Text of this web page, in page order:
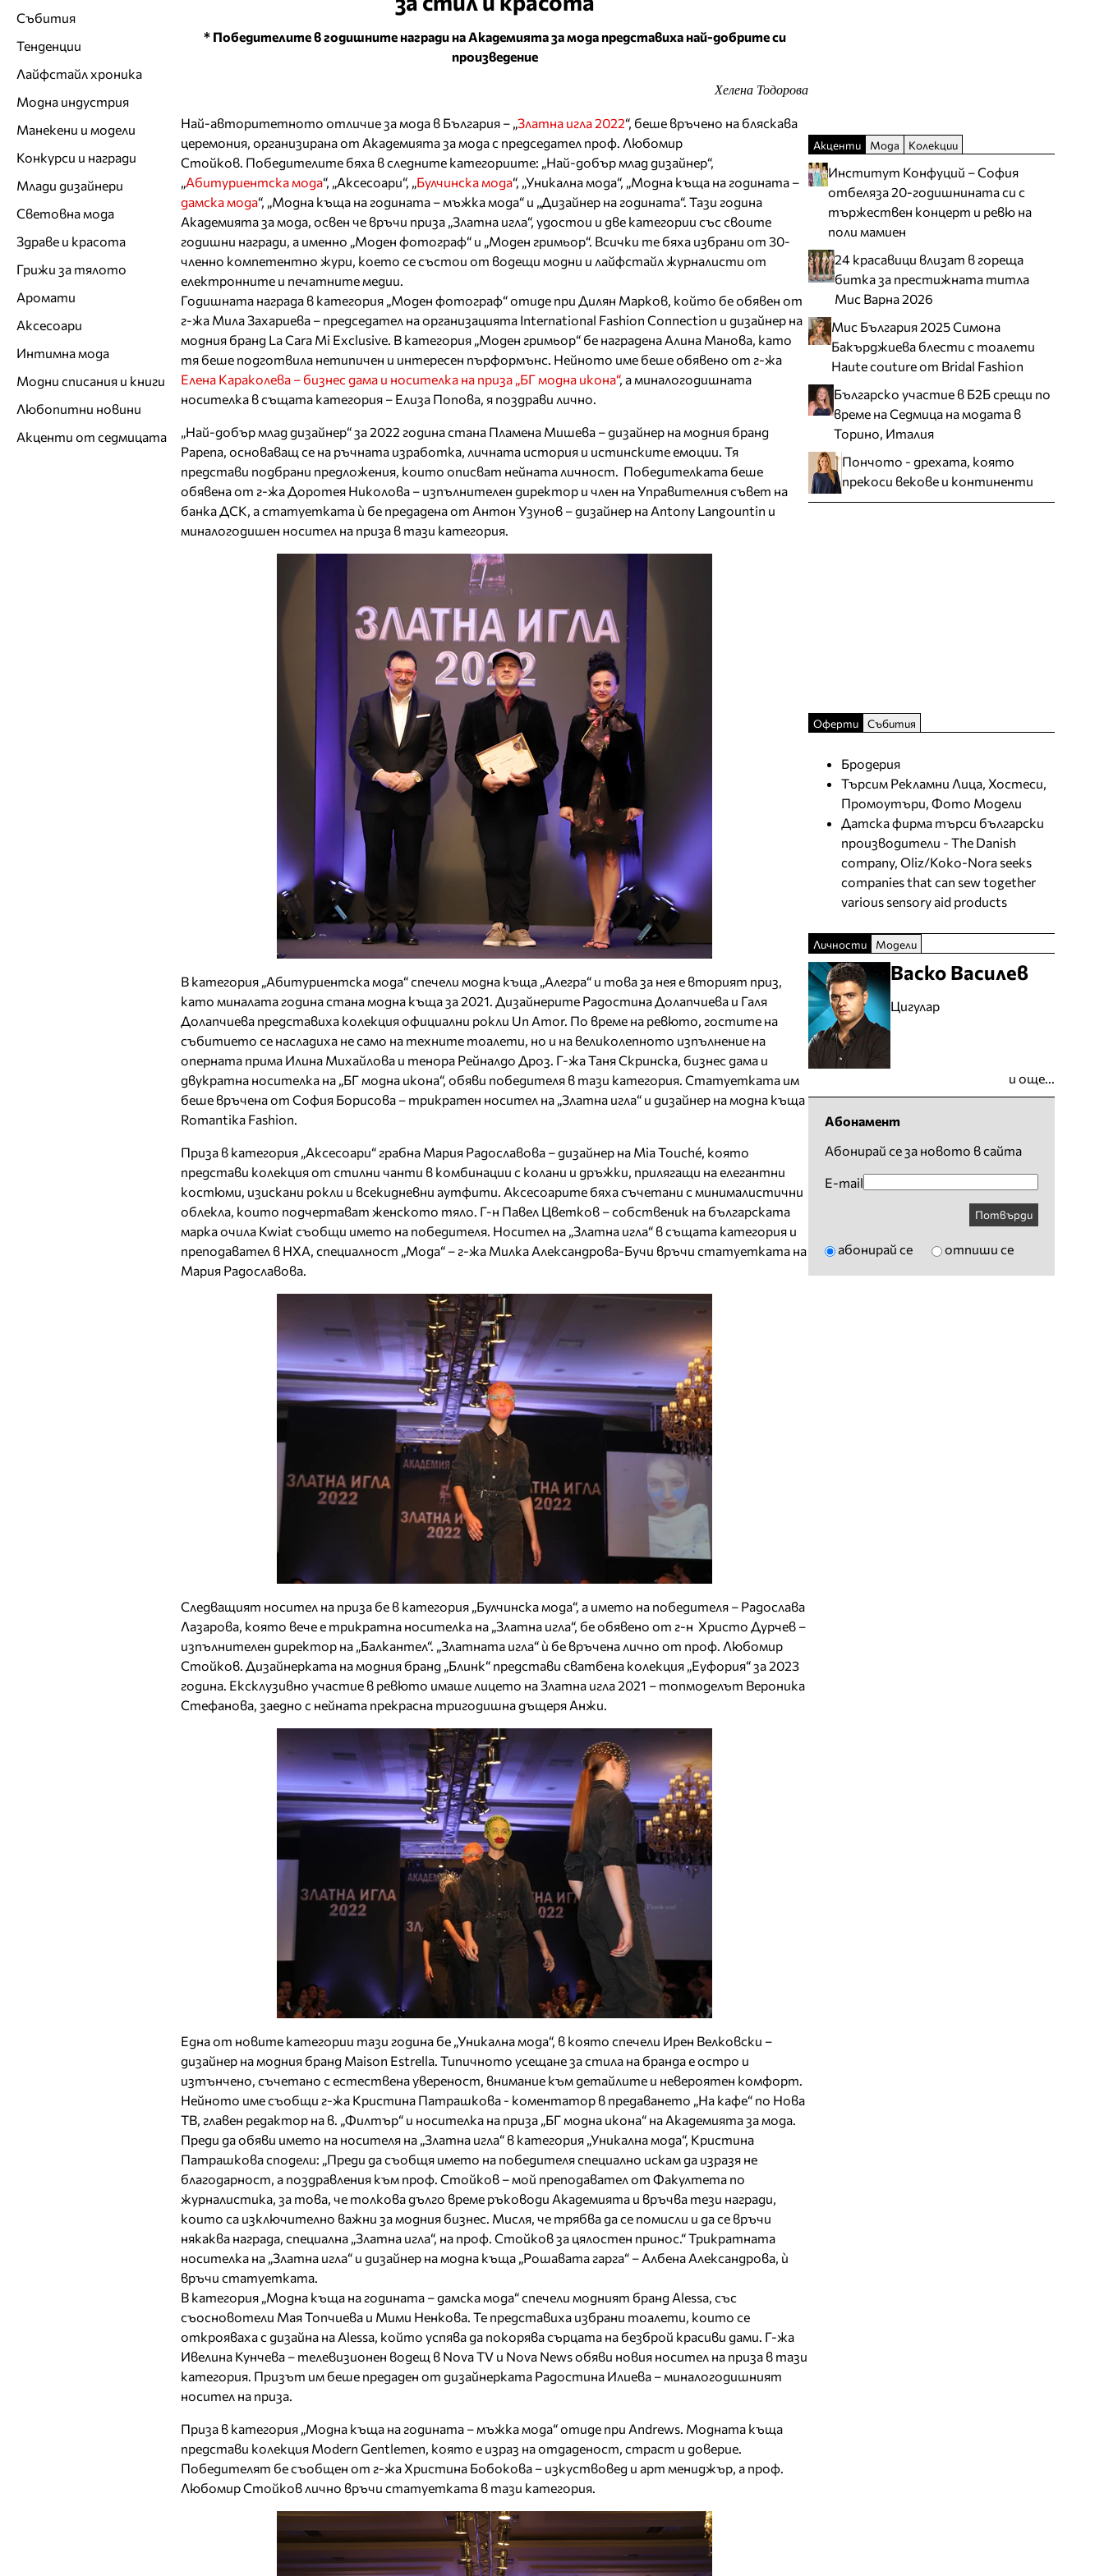
* Победителите в годишните награди на Академията за мода представиха най-добрите си
произведение
Хелена Тодорова
Най-авторитетното отличие за мода в България – „ Златна игла 2022“, беше връчено на бляскава
церемония, организирана от Академията за мода с председател проф. Любомир
Стойков. Победителите бяха в следните категориите: „Най-добър млад дизайнер“,
Абитуриентска мода“, „Аксесоари“, „ Булчинска мода“, „Уникална мода“, „Модна къща на годината –
дамска мода“, „Модна къща на годината – мъжка мода“ и „Дизайнер на годината“. Тази година
Академията за мода, освен че връчи приза „Златна игла“, удостои и две категории със своите
годишни награди, а именно „Моден фотограф“ и „Моден гримьор“. Всички те бяха избрани от 30-
членно компетентно жури, което се състои от водещи модни и лайфстайл журналисти от
електронните и печатните медии.
Годишната награда в категория „Моден фотограф“ отиде при Дилян Марков, който бе обявен от
г-жа Мила Захариева – председател на организацията International Fashion Connection и дизайнер на
модния бранд La Cara Mi Exclusive. В категория „Моден гримьор“ бе наградена Алина Манова, като
тя беше подготвила нетипичен и интересен пърформънс. Нейното име беше обявено от г-жа
Елена Караколева – бизнес дама и носителка на приза „БГ модна икона“, а миналогодишната
носителка в същата категория – Елиза Попова, я поздрави лично.
„Най-добър млад дизайнер“ за 2022 година стана Пламена Мишева – дизайнер на модния бранд
Papena, основаващ се на ръчната изработка, личната история и истинските емоции. Тя
представи подбрани предложения, които описват нейната личност. Победителката беше
обявена от г-жа Доротея Николова – изпълнителен директор и член на Управителния съвет на
банка ДСК, а статуетката ѝ бе предадена от Антон Узунов – дизайнер на Antony Langountin и
миналогодишен носител на приза в тази категория.
В категория „Абитуриентска мода“ спечели модна къща „Алегра“ и това за нея е вторият приз,
като миналата година стана модна къща за 2021. Дизайнерите Радостина Долапчиева и Галя
Долапчиева представиха колекция официални рокли Un Amor. По време на ревюто, гостите на
събитието се насладиха не само на техните тоалети, но и на великолепното изпълнение на
оперната прима Илина Михайлова и тенора Рейналдо Дроз. Г-жа Таня Скринска, бизнес дама и
двукратна носителка на „БГ модна икона“, обяви победителя в тази категория. Статуетката им
беше връчена от София Борисова – трикратен носител на „Златна игла“ и дизайнер на модна къща
Romantika Fashion.
Приза в категория „Аксесоари“ грабна Мария Радославова – дизайнер на Mia Touché, която
представи колекция от стилни чанти в комбинации с колани и дръжки, прилягащи на елегантни
костюми, изискани рокли и всекидневни аутфити. Аксесоарите бяха съчетани с минималистични
облекла, които подчертават женското тяло. Г-н Павел Цветков – собственик на българската
марка очила Kwiat съобщи името на победителя. Носител на „Златна игла“ в същата категория и
преподавател в НХА, специалност „Мода“ – г-жа Милка Александрова-Бучи връчи статуетката на
Мария Радославова.
Следващият носител на приза бе в категория „Булчинска мода“, а името на победителя – Радослава
Лазарова, която вече е трикратна носителка на „Златна игла“, бе обявено от г-н Христо Дурчев –
изпълнителен директор на „Балкантел“. „Златната игла“ ѝ бе връчена лично от проф. Любомир
Стойков. Дизайнерката на модния бранд „Блинк“ представи сватбена колекция „Еуфория“ за 2023
година. Ексклузивно участие в ревюто имаше лицето на Златна игла 2021 – топмоделът Вероника
Стефанова, заедно с нейната прекрасна тригодишна дъщеря Анжи.
Една от новите категории тази година бе „Уникална мода“, в която спечели Ирен Велковски –
дизайнер на модния бранд Maison Estrella. Типичното усещане за стила на бранда е остро и
изтънчено, съчетано с естествена увереност, внимание към детайлите и невероятен комфорт.
Нейното име съобщи г-жа Кристина Патрашкова - коментатор в предаването „На кафе“ по Нова
ТВ, главен редактор на в. „Филтър“ и носителка на приза „БГ модна икона“ на Академията за мода.
Преди да обяви името на носителя на „Златна игла“ в категория „Уникална мода“, Кристина
Патрашкова сподели: „Преди да съобщя името на победителя специално искам да изразя не
благодарност, а поздравления към проф. Стойков – мой преподавател от Факултета по
журналистика, за това, че толкова дълго време ръководи Академията и връчва тези награди,
които са изключително важни за модния бизнес. Мисля, че трябва да се помисли и да се връчи
някаква награда, специална „Златна игла“, на проф. Стойков за цялостен принос.“ Трикратната
носителка на „Златна игла“ и дизайнер на модна къща „Рошавата гарга“ – Албена Александрова, ѝ
връчи статуетката.
В категория „Модна къща на годината – дамска мода“ спечели модният бранд Alessa, със
съосновотели Мая Топчиева и Мими Ненкова. Те представиха избрани тоалети, които се
открояваха с дизайна на Alessa, който успява да покорява сърцата на безброй красиви дами. Г-жа
Ивелина Кунчева – телевизионен водещ в Nova TV и Nova News обяви новия носител на приза в тази
категория. Призът им беше предаден от дизайнерката Радостина Илиева – миналогодишният
носител на приза.
Приза в категория „Модна къща на годината – мъжка мода“ отиде при Andrews. Модната къща
представи колекция Modern Gentlemen, която е израз на отдаденост, страст и доверие.
Победителят бе съобщен от г-жа Христина Бобокова – изкуствовед и арт мениджър, а проф.
Любомир Стойков лично връчи статуетката в тази категория.
Събития
Тенденции
Лайфстайл хроника
Модна индустрия
Манекени и модели
Конкурси и награди
Млади дизайнери
Световна мода
Здраве и красота
Грижи за тялото
Аромати
Аксесоари
Интимна мода
Модни списания и книги
Любопитни новини
Акценти от седмицата
Акценти Мода Колекции
Институт Конфуций – София
отбеляза 20-годишнината си с
тържествен концерт и ревю на
поли мамиен
24 красавици влизат в гореща
битка за престижната титла
Мис Варна 2026
Мис България 2025 Симона
Бакърджиева блести с тоалети
Haute couture от Bridal Fashion
Българско участие в Б2Б срещи по
време на Седмица на модата в
Торино, Италия
Пончото - дрехата, която
прекоси векове и континенти
Оферти Събития
Бродерия
Търсим Рекламни Лица, Хостеси,
Промоутъри, Фото Модели
Датска фирма търси български
производители - The Danish
company, Oliz/Koko-Nora seeks
companies that can sew together
various sensory aid products
Личности Модели
Васко Василев
Цигулар
и още...
Абонамент
Абонирай се за новото в сайта
E-mail
Потвърди
абонирай се отпиши се